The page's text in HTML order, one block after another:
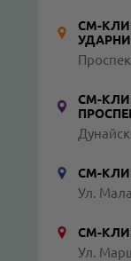
СМ-
СМ-
СМ-
Ул.
СМ-
Ул.